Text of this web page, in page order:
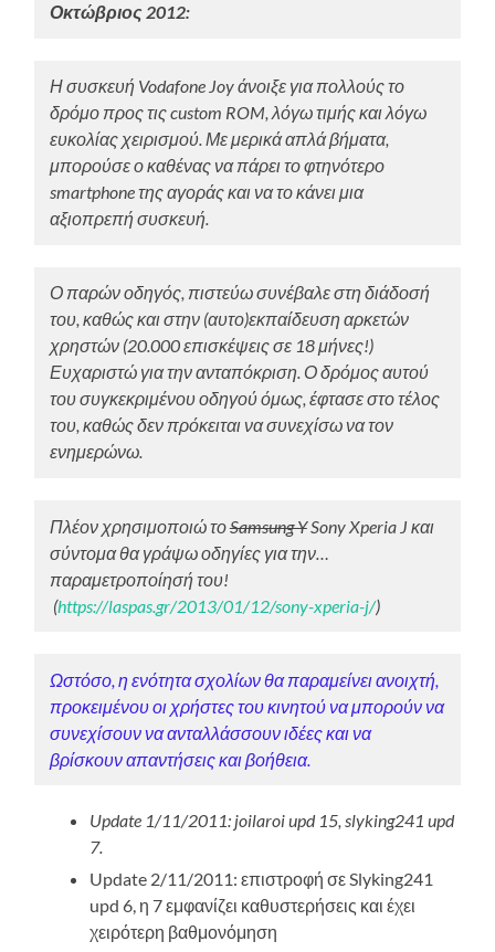
Οκτώβριος 2012:
Η συσκευή Vodafone Joy άνοιξε για πολλούς το
δρόμο προς τις custom ROM, λόγω τιμής και λόγω
ευκολίας χειρισμού. Με μερικά απλά βήματα,
μπορούσε ο καθένας να πάρει το φτηνότερο
smartphone της αγοράς και να το κάνει μια
αξιοπρεπή συσκευή.
Ο παρών οδηγός, πιστεύω συνέβαλε στη διάδοσή
του, καθώς και στην (αυτο)εκπαίδευση αρκετών
χρηστών (20.000 επισκέψεις σε 18 μήνες!)
Ευχαριστώ για την ανταπόκριση. Ο δρόμος αυτού
του συγκεκριμένου οδηγού όμως, έφτασε στο τέλος
του, καθώς δεν πρόκειται να συνεχίσω να τον
ενημερώνω.
Πλέον χρησιμοποιώ τοSamsung YSony Xperia J και
σύντομα θα γράψω οδηγίες για την…
παραμετροποίησή του!
(https://laspas.gr/2013/01/12/sony-xperia-j/)
Ωστόσο, η ενότητα σχολίων θα παραμείνει ανοιχτή,
προκειμένου οι χρήστες του κινητού να μπορούν να
συνεχίσουν να ανταλλάσσουν ιδέες και να
βρίσκουν απαντήσεις και βοήθεια.
Update 1/11/2011: joilaroi upd 15, slyking241 upd
7.
Update 2/11/2011: επιστροφή σε Slyking241
upd 6, η 7 εμφανίζει καθυστερήσεις και έχει
χειρότερη βαθμονόμηση